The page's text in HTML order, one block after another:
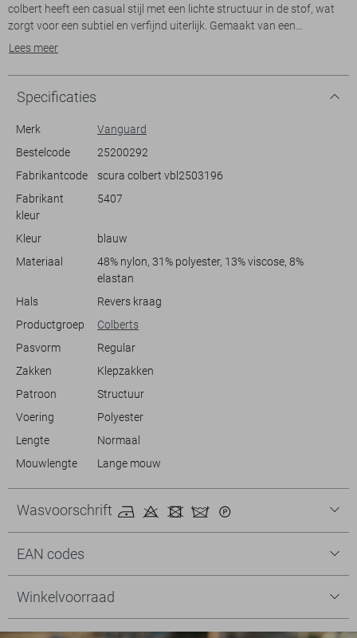
colbert heeft een casual stijl met een lichte structuur in de stof, wat
zorgt voor een subtiel en verfijnd uiterlijk. Gemaakt van een
hoogwaardige mix van 48% nylon, 31% polyester, 13% viscose en 8%
reverskraag voegt een klassieke touch toe aan het geheel, terwijl de
klepzakken praktisch en stijlvol zijn. De voering van polyester zorgt
voor een fijne pasvorm en extra draaggemak.
De regular fit maakt dit colbert geschikt voor verschillende
gebruik in het voorjaar, of het nu gaat om een zakelijke vergadering of
een casual uitje. Combineer dit colbert met een nette broek voor een
formele look, of draag het met jeans voor een meer casual uitstraling.
De lange mouwen en normale lengte maken het gemakkelijk om te
favoriete colbert voor elke gelegenheid.
Lees meer
Specificaties
Merk
Vanguard
Bestelcode
25200292
Fabrikantcode
scura colbert vbl2503196
Fabrikant
kleur
5407
Kleur
blauw
Materiaal
48% nylon, 31% polyester, 13% viscose, 8%
elastan
Hals
Revers kraag
Productgroep
Colberts
Pasvorm
Regular
Zakken
Klepzakken
Patroon
Structuur
Voering
Polyester
Lengte
Normaal
Mouwlengte
Lange mouw
Wasvoorschrift
EAN codes
Winkelvoorraad